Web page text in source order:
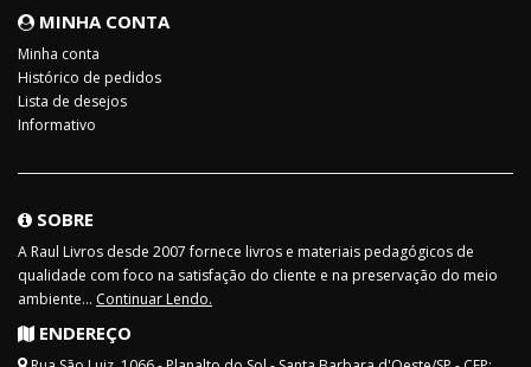
MINHA CONTA
Minha conta
Histórico de pedidos
Lista de desejos
Informativo
SOBRE
A Raul Livros desde 2007 fornece livros e materiais pedagógicos de
qualidade com foco na satisfação do cliente e na preservação do meio
ambiente... Continuar Lendo.
ENDEREÇO